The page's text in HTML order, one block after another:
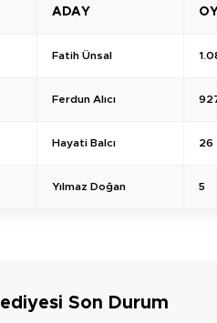
ADAY
Fatih Ünsal
Ferdun Alıcı
Hayati Balcı 26
Yılmaz Doğan 5
Son Durum